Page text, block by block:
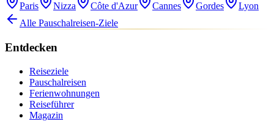
Paris Nizza Côte d'Azur Cannes Gordes
Lyon
Alle Pauschalreisen-Ziele
Entdecken
Reiseziele
Pauschalreisen
Ferienwohnungen
Reiseführer
Magazin